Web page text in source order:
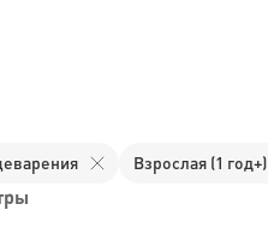
Взрослая (1 год+)